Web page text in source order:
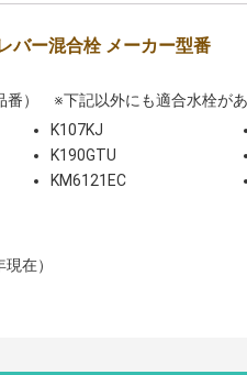
バー混合栓 メーカー型番
番） ※下記以外にも適合水栓があ
K107KJ
K190GTU
KM6121EC
在）